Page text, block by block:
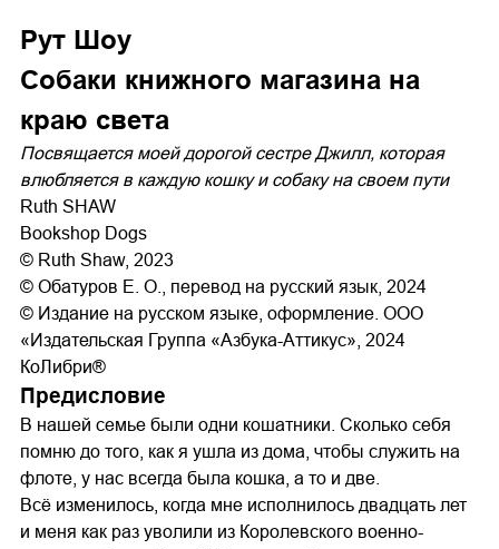
Рут Шоу
Собаки книжного магазина на
краю света
Посвящается моей дорогой сестре Джилл, которая
влюбляется в каждую кошку и собаку на своем пути
Ruth SHAW
Bookshop Dogs
© Ruth Shaw, 2023
© Обатуров Е. О., перевод на русский язык, 2024
© Издание на русском языке, оформление. ООО
«Издательская Группа «Азбука-Аттикус», 2024
КоЛибри®
Предисловие
В нашей семье были одни кошатники. Сколько себя
помню до того, как я ушла из дома, чтобы служить на
флоте, у нас всегда была кошка, а то и две.
Всё изменилось, когда мне исполнилось двадцать лет
и меня как раз уволили из Королевского военно-